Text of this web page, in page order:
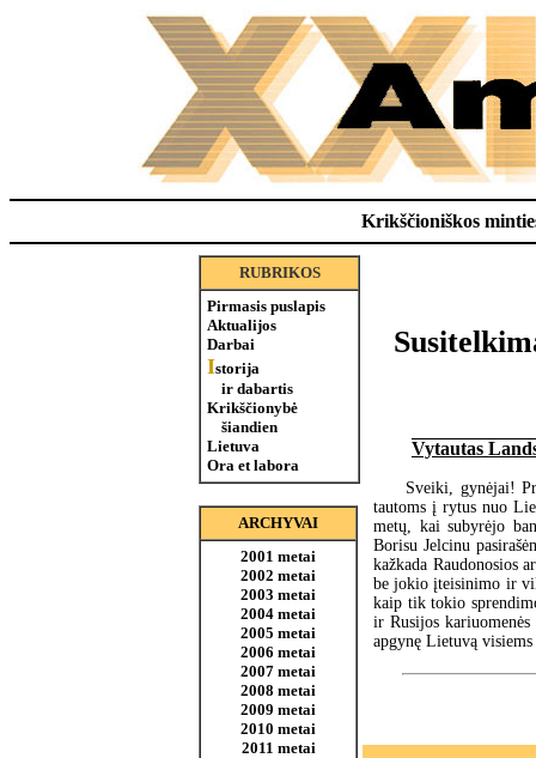
Krikščioniškos
RUBRIKOS
Pirmasis puslapis
Aktualijos
Darbai
Istorija
ir dabartis
Krikščionybė
šiandien
Lietuva
Ora et labora
ARCHYVAI
2001 metai
2002 metai
2003 metai
2004 metai
2005 metai
2006 metai
2007 metai
2008 metai
2009 metai
2010 metai
2011 metai
Vytautas
Sveiki, gynėjai!
tautoms į rytus nuo
metų, kai subyrėjo
Borisu Jelcinu
kažkada Raudonosios
be jokio įteisinimo ir
kaip tik tokio
ir Rusijos
apgynę Lietuvą visiems